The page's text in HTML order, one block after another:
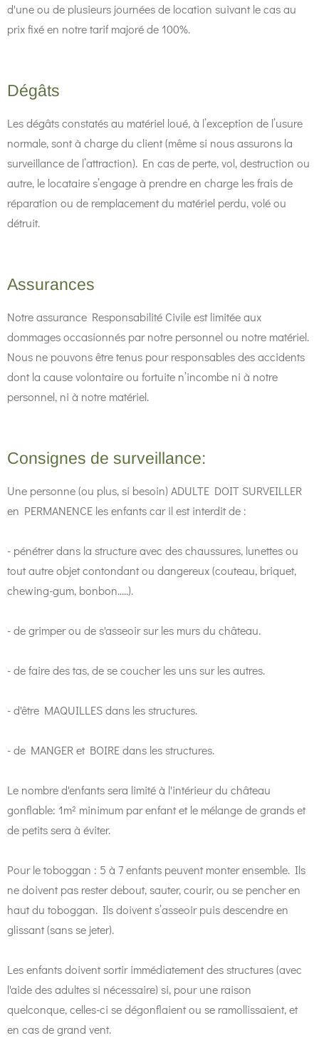
d'une ou de plusieurs journées de location suivant le cas au
prix fixé en notre tarif majoré de 100%.
Dégâts
Les dégâts constatés au matériel loué, à l’exception de l’usure
normale, sont à charge du client (même si nous assurons la
surveillance de l’attraction). En cas de perte, vol, destruction ou
autre, le locataire s’engage à prendre en charge les frais de
réparation ou de remplacement du matériel perdu, volé ou
détruit.
Assurances
Notre assurance Responsabilité Civile est limitée aux
dommages occasionnés par notre personnel ou notre matériel.
Nous ne pouvons être tenus pour responsables des accidents
dont la cause volontaire ou fortuite n’incombe ni à notre
personnel, ni à notre matériel.
Consignes de surveillance:
Une personne (ou plus, si besoin) ADULTE DOIT SURVEILLER
en PERMANENCE les enfants car il est interdit de :
- pénétrer dans la structure avec des chaussures, lunettes ou
tout autre objet contondant ou dangereux (couteau, briquet,
chewing-gum, bonbon.....).
- de grimper ou de s'asseoir sur les murs du château.
- de faire des tas, de se coucher les uns sur les autres.
- d'être MAQUILLES dans les structures.
- de MANGER et BOIRE dans les structures.
Le nombre d'enfants sera limité à l'intérieur du château
gonflable: 1m² minimum par enfant et le mélange de grands et
de petits sera à éviter.
Pour le toboggan : 5 à 7 enfants peuvent monter ensemble. Ils
ne doivent pas rester debout, sauter, courir, ou se pencher en
haut du toboggan. Ils doivent s’asseoir puis descendre en
glissant (sans se jeter).
Les enfants doivent sortir immédiatement des structures (avec
l'aide des adultes si nécessaire) si, pour une raison
quelconque, celles-ci se dégonflaient ou se ramollissaient, et
en cas de grand vent.